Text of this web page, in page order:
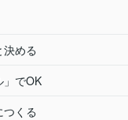
める
でOK
くる